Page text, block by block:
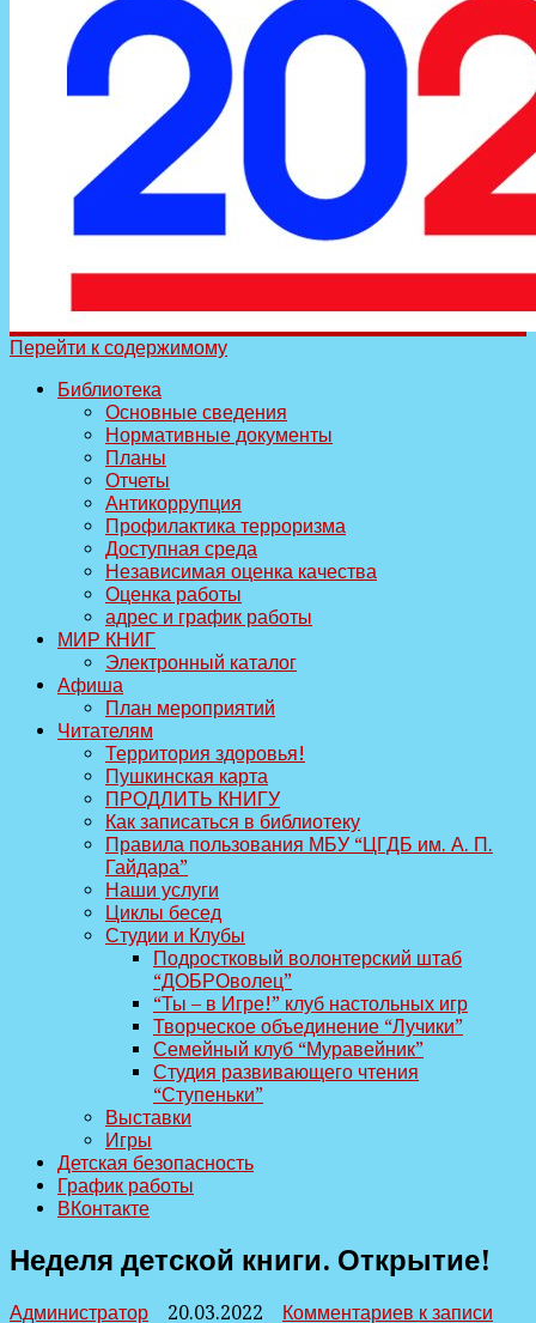
Перейти к содержимому
Библиотека
Основные сведения
Нормативные документы
Планы
Отчеты
Антикоррупция
Профилактика терроризма
Доступная среда
Независимая оценка качества
Оценка работы
адрес и график работы
МИР КНИГ
Электронный каталог
Афиша
План мероприятий
Читателям
Территория здоровья!
Пушкинская карта
ПРОДЛИТЬ КНИГУ
Как записаться в библиотеку
Правила пользования МБУ “ЦГДБ им. А. П.
Гайдара”
Наши услуги
Циклы бесед
Студии и Клубы
Подростковый волонтерский штаб
“ДОБРОволец”
“Ты – в Игре!” клуб настольных игр
Творческое объединение “Лучики”
Семейный клуб “Муравейник”
Студия развивающего чтения
“Ступеньки”
Выставки
Игры
Детская безопасность
График работы
ВКонтакте
Неделя детской книги. Открытие!
Администратор 20.03.2022 Комментариев к записи